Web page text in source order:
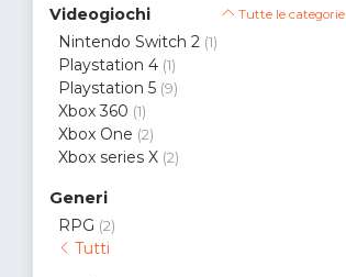
Videogiochi Tutte le categorie
Nintendo Switch 2 (1)
Playstation 4 (1)
Playstation 5 (9)
Xbox 360 (1)
Xbox One (2)
Xbox series X (2)
Generi
RPG (2)
Tutti